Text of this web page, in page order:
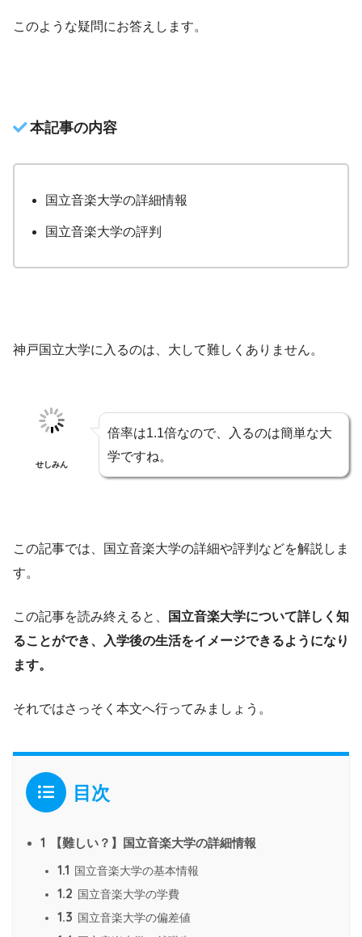
このような疑問にお答えします。
本記事の内容
国立音楽大学の詳細情報
国立音楽大学の評判
神戸国立大学に入るのは、大して難しくありません。
せしみん
倍率は1.1倍なので、入るのは簡単な大
学ですね。
この記事では、国立音楽大学の詳細や評判などを解説しま
す。
この記事を読み終えると、
国立音楽大学について詳しく知
ることができ、入学後の生活をイメージできるようになり
ます。
それではさっそく本文へ行ってみましょう。
目次
1 【難しい？】国立音楽大学の詳細情報
1.1 国立音楽大学の基本情報
1.2 国立音楽大学の学費
1.3 国立音楽大学の偏差値